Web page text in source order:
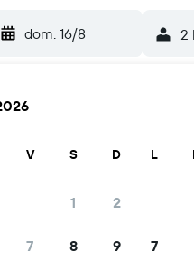
dom. 16/8 2
V S D
1 2
7 8 9
L
7